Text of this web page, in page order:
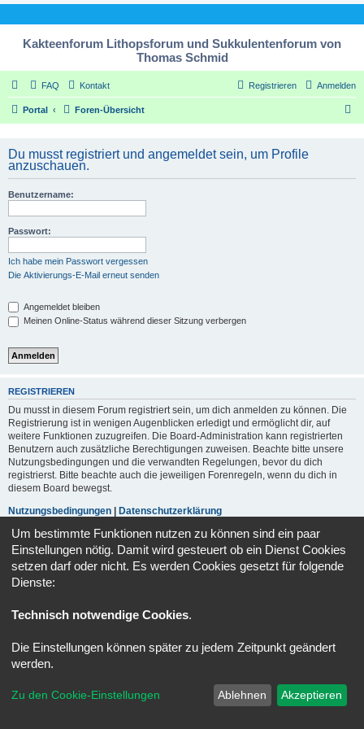
Kakteenforum Lithopsforum und Sukkulentenforum von
Thomas Schmid
FAQ Kontakt Anmelden
Registrieren
Portal Foren-Übersicht
Du musst registriert und angemeldet sein, um Profile
anzuschauen.
Benutzername:
Passwort:
Ich habe mein Passwort vergessen
Die Aktivierungs-E-Mail erneut senden
Angemeldet bleiben
Meinen Online-Status während dieser Sitzung verbergen
REGISTRIEREN
Du musst in diesem Forum registriert sein, um dich anmelden zu können. Die
Registrierung ist in wenigen Augenblicken erledigt und ermöglicht dir, auf
weitere Funktionen zuzugreifen. Die Board-Administration kann registrierten
Benutzern auch zusätzliche Berechtigungen zuweisen. Beachte bitte unsere
Nutzungsbedingungen und die verwandten Regelungen, bevor du dich
registrierst. Bitte beachte auch die jeweiligen Forenregeln, wenn du dich in
diesem Board bewegst.
Nutzungsbedingungen
Datenschutzerklärung
Registrieren
Alle Cookies löschen
Impressum
Kontakt
Powered by
® Forum Software © phpBB Limited
Deutsche Übersetzung durch
Um bestimmte Funktionen nutzen zu können sind ein paar
Einstellungen nötig. Damit wird gesteuert ob ein Dienst Cookies
setzen darf oder nicht. Es werden Cookies gesetzt für folgende
Dienste:
Technisch notwendige Cookies.
Die Einstellungen können später zu jedem Zeitpunkt geändert
werden.
Zu den Cookie-Einstellungen Ablehnen Akzeptieren